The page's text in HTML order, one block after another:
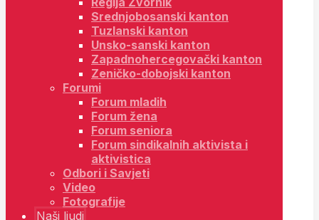
Srednjobosanski kanton
Tuzlanski kanton
Unsko-sanski kanton
Zapadnohercegovački kanton
Zeničko-dobojski kanton
Forumi
Forum mladih
Forum žena
Forum seniora
Forum sindikalnih aktivista i
aktivistica
Odbori i Savjeti
Video
Fotografije
Naši ljudi